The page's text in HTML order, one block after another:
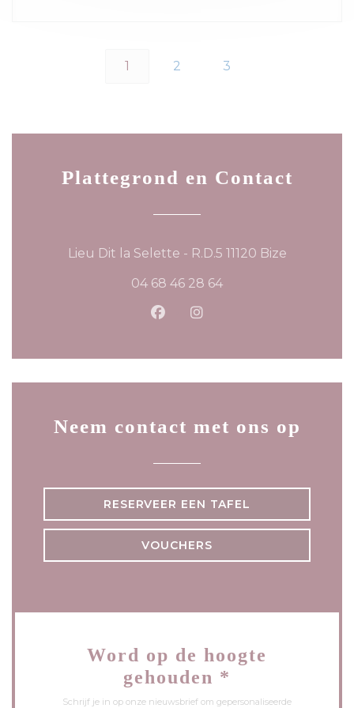
1 2 3
Plattegrond en Contact
Lieu Dit la Selette - R.D.5 11120 Bize((opent in
04 68 46 28 64
Facebook ((opent in een
Instagram ((opent in
Neem contact met ons op
RESERVEER EEN TAFEL
VOUCHERS
Word op de hoogte
gehouden *
Schrijf je in op onze nieuwsbrief om gepersonaliseerde